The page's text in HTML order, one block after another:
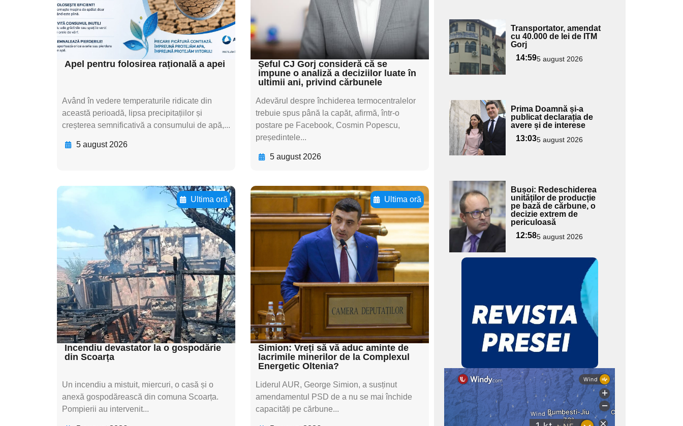
textul pentru
subtitluAdaugă aici
textul pentru subti
Apel pentru folosirea rațională a apei
Având în vedere temperaturile ridicate din
această perioadă, lipsa precipitațiilor și
creșterea semnificativă a consumului de apă,...
5 august 2026
textul pentru
subtitluAdaugă aici
textul pentru subti
Șeful CJ Gorj consideră că se
impune o analiză a deciziilor luate în
ultimii ani, privind cărbunele
Adevărul despre închiderea termocentralelor
trebuie spus până la capăt, afirmă, într-o
postare pe Facebook, Cosmin Popescu,
președintele...
5 august 2026
Ultima oră
Adaugă aici textul
pentru
subtitluAdaugă aici
textul pentru
subtitluAdaugă aici
textul pentru
subtitluAdaugă aici
textul pentru subti
Incendiu devastator la o gospodărie
din Scoarța
Un incendiu a mistuit, miercuri, o casă și o
anexă gospodărească din comuna Scoarța.
Pompierii au intervenit...
Ultima oră
Adaugă aici textul
pentru
subtitluAdaugă aici
textul pentru
subtitluAdaugă aici
textul pentru
subtitluAdaugă aici
textul pentru subti
Simion: Vreți să vă aduc aminte de
lacrimile minerilor de la Complexul
Energetic Oltenia?
Liderul AUR, George Simion, a susținut
amendamentul PSD de a nu se mai închide
capacități pe cărbune...
Adaugă
aici textul
pentru
subtitlu
Transportator, amendat
cu 40.000 de lei de ITM
Gorj
14:595 august 2026
Adaugă
aici textul
pentru
subtitlu
Prima Doamnă și-a
publicat declarația de
avere și de interese
13:035 august 2026
Adaugă
aici textul
pentru
subtitlu
Bușoi: Redeschiderea
unităților de producție
pe bază de cărbune, o
decizie extrem de
periculoasă
12:585 august 2026